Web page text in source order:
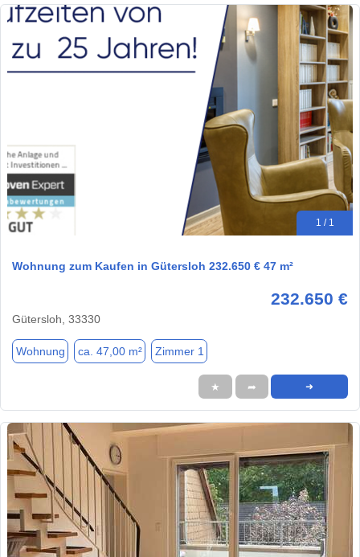
1 / 1
Wohnung zum Kaufen in Gütersloh 232.650 € 47 m²
232.650 €
Gütersloh, 33330
Wohnung ca. 47,00 m² Zimmer 1
★ ➦ ➜